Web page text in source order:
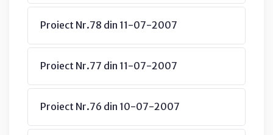
Proiect Nr.78 din 11-07-2007
Proiect Nr.77 din 11-07-2007
Proiect Nr.76 din 10-07-2007